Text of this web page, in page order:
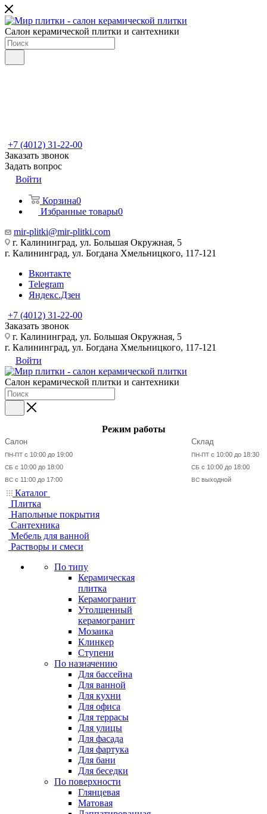
Салон керамической плитки и сантехники
+7 (4012) 31-22-00
Заказать звонок
Задать вопрос
Войти
Корзина0
Избранные товары0
mir-plitki@mir-plitki.com
г. Калининград, ул. Большая Окружная, 5
г. Калининград, ул. Богдана Хмельницкого, 117-121
Вконтакте
Telegram
Яндекс.Дзен
+7 (4012) 31-22-00
Заказать звонок
г. Калининград, ул. Большая Окружная, 5
г. Калининград, ул. Богдана Хмельницкого, 117-121
Войти
Салон керамической плитки и сантехники
Режим работы
Салон
ПН-ПТ с 10:00 до 19:00
СБ с 10:00 до 18:00
ВС с 11:00 до 17:00
Склад
ПН-ПТ с 10:00 до 18:30
СБ с 10:00 до 18:00
ВС выходной
Каталог
Плитка
Напольные покрытия
Сантехника
Мебель для ванной
Растворы и смеси
По типу
Керамическая
плитка
Керамогранит
Утолщенный
керамогранит
Мозаика
Клинкер
Ступени
По назначению
Для бассейна
Для ванной
Для кухни
Для офиса
Для террасы
Для улицы
Для фасада
Для фартука
Для бани
Для беседки
По поверхности
Глянцевая
Матовая